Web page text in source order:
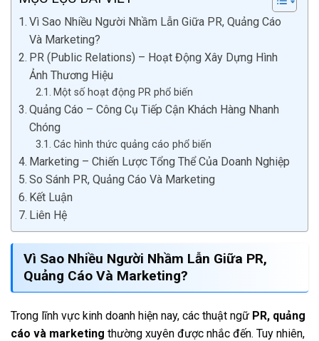
Vì Sao Nhiều Người Nhầm Lẫn Giữa PR, Quảng Cáo
Và Marketing?
PR (Public Relations) – Hoạt Động Xây Dựng Hình
Ảnh Thương Hiệu
Một số hoạt động PR phổ biến
Quảng Cáo – Công Cụ Tiếp Cận Khách Hàng Nhanh
Chóng
Các hình thức quảng cáo phổ biến
Marketing – Chiến Lược Tổng Thể Của Doanh Nghiệp
So Sánh PR, Quảng Cáo Và Marketing
Kết Luận
Liên Hệ
Vì Sao Nhiều Người Nhầm Lẫn Giữa PR,
Quảng Cáo Và Marketing?
Trong lĩnh vực kinh doanh hiện nay, các thuật ngữ PR, quảng
cáo và marketing thường xuyên được nhắc đến. Tuy nhiên,